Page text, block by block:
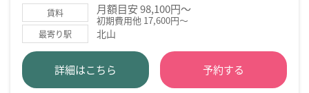
賃料 月額目安 98,100円～
初期費用他 17,600円～
最寄り駅 北山
詳細はこちら 予約する